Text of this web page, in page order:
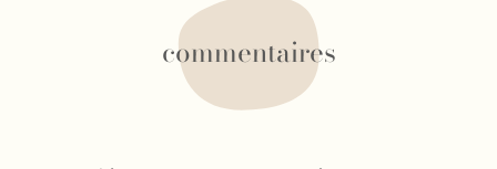
commentaires